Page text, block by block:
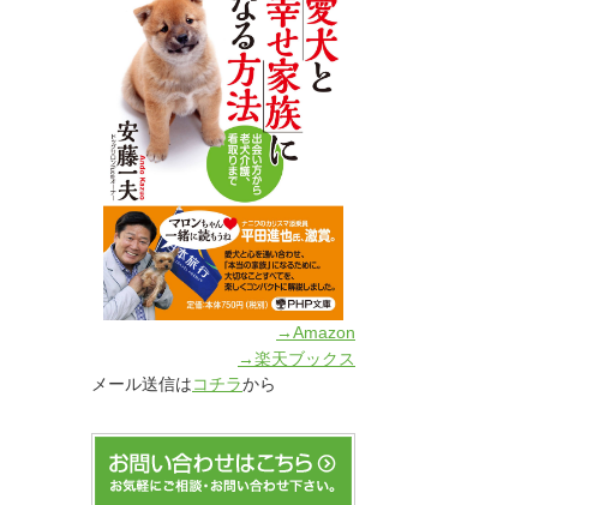
→Amazon
→楽天ブックス
メール送信はコチラから